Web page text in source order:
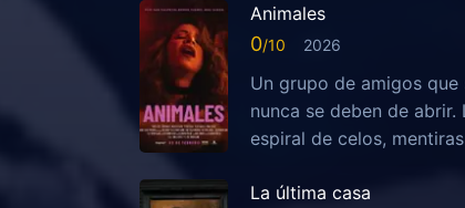
Animales
0 2026
Un grupo de amigos
nunca se deben de
espiral de celos, mentiras
La última casa